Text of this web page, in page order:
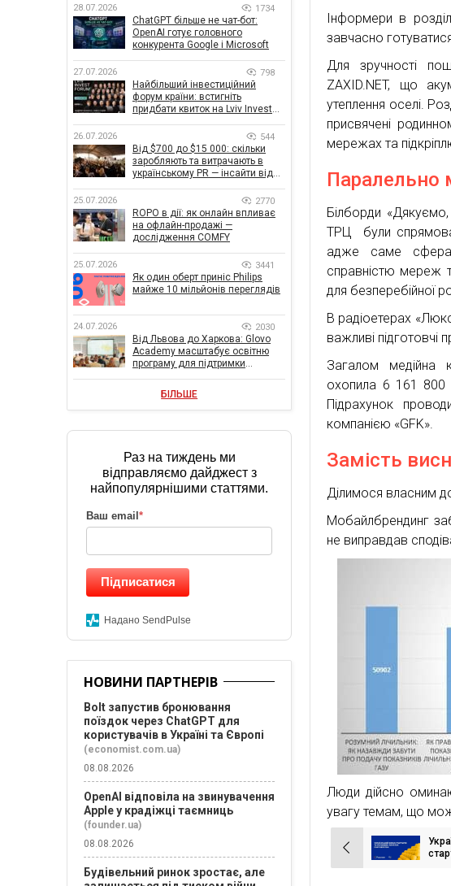
Інформери в
завчасно
Для зручності
ZAXID.NET, що
утеплення оселі.
присвячені
мережах та
Паралельно
Білборди
ТРЦ були
адже саме сфера
справністю мереж
для безперебійної
В радіоетерах
важливі
Загалом медійна
охопила 6 161 800
Підрахунок
компанією «GFK».
Замість
Ділимося власним
Мобайлбрендинг
не виправдав
Люди дійсно
увагу темам, що
Навігація
записів
28.07.2026 1734
ChatGPT більше не чат-бот:
OpenAI готує головного
конкурента Google і Microsoft
27.07.2026 798
Найбільший інвестиційний
форум країни: встигніть
придбати квиток на Lviv Invest
26.07.2026 544
Від $700 до $15 000: скільки
заробляють та витрачають в
українському PR — інсайти від
25.07.2026 2770
ROPO в дії: як онлайн впливає
на офлайн-продажі —
дослідження COMFY
25.07.2026 3441
Як один оберт приніс Philips
майже 10 мільйонів переглядів
24.07.2026 2030
Від Львова до Харкова: Glovo
Academy масштабує освітню
програму для підтримки
БІЛЬШЕ
Раз на тиждень ми
відправляємо дайджест з
найпопулярнішими статтями.
Ваш email *
Підписатися
Надано SendPulse
НОВИНИ ПАРТНЕРІВ
Bolt запустив бронювання
поїздок через ChatGPT для
користувачів в Україні та Європі
(economist.com.ua)
08.08.2026
OpenAI відповіла на звинувачення
Apple у крадіжці таємниць
(founder.ua)
08.08.2026
Будівельний ринок зростає, але